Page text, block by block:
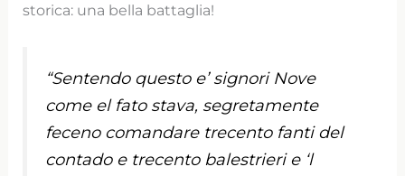
storica: una bella battaglia!
“Sentendo questo e’ signori Nove
come el fato stava, segretamente
feceno comandare trecento fanti del
contado e trecento balestrieri e ‘l